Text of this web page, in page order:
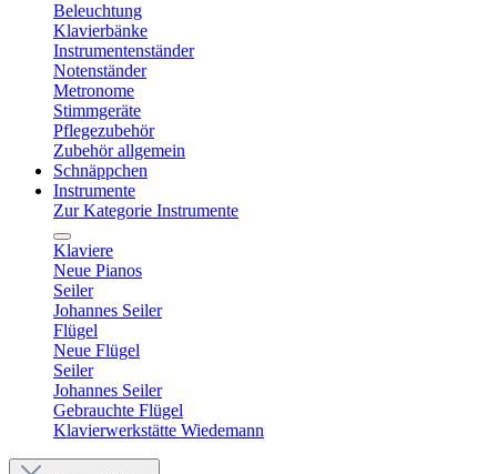
Beleuchtung
Klavierbänke
Instrumentenständer
Notenständer
Metronome
Stimmgeräte
Pflegezubehör
Zubehör allgemein
Schnäppchen
Instrumente
Zur Kategorie Instrumente
Klaviere
Neue Pianos
Seiler
Johannes Seiler
Flügel
Neue Flügel
Seiler
Johannes Seiler
Gebrauchte Flügel
Klavierwerkstätte Wiedemann